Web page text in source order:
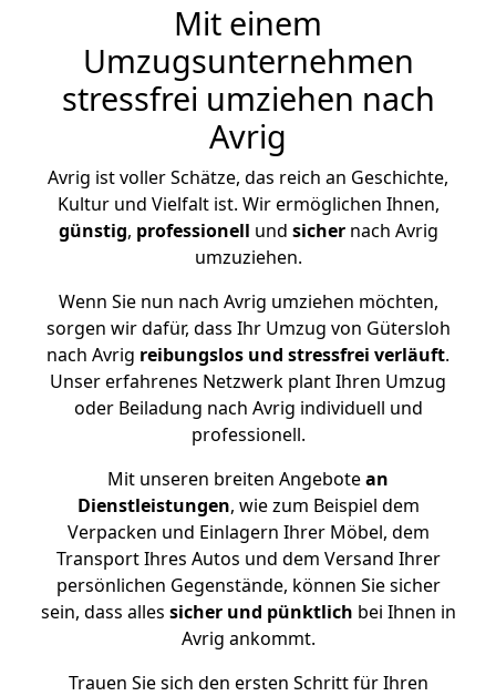
Mit einem
Umzugsunternehmen
stressfrei umziehen nach
Avrig
Avrig ist voller Schätze, das reich an Geschichte,
Kultur und Vielfalt ist. Wir ermöglichen Ihnen,
günstig, professionell und sichernach Avrig
umzuziehen.
Wenn Sie nun nach Avrig umziehen möchten,
sorgen wir dafür, dass Ihr Umzug von Gütersloh
nach Avrig reibungslos und stressfrei verläuft.
Unser erfahrenes Netzwerk plant Ihren Umzug
oder Beiladung nach Avrig individuell und
professionell.
Mit unseren breiten Angebotean
Dienstleistungen, wie zum Beispiel dem
Verpacken und Einlagern Ihrer Möbel, dem
Transport Ihres Autos und dem Versand Ihrer
persönlichen Gegenstände, können Sie sicher
sein, dass alles sicher und pünktlich bei Ihnen in
Avrig ankommt.
Trauen Sie sich den ersten Schritt für Ihren